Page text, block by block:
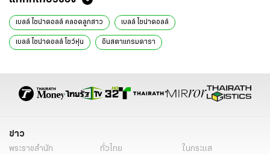
เบลล์ ไชน่าดอลล์ คลอดลูกสาว เบลล์ ไชน่าดอลล์
เบลล์ ไชน่าดอลล์ โชว์หุ่น อินสตาแกรมดารา
ข่าว
พระราชสำนัก ทั่วไทย
ในกระแส